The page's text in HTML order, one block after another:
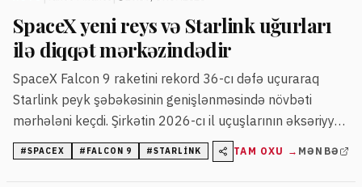
SpaceX yeni reys və Starlink uğurları
ilə diqqət mərkəzindədir
SpaceX Falcon 9 raketini rekord 36-cı dəfə uçuraraq
Starlink peyk şəbəkəsinin genişlənməsində növbəti
mərhələni keçdi. Şirkətin 2026-cı il uçuşlarının əksəriyyəti
Starlink peyklərinin yerləşdirilməsinə yönəlib.
#SPACEX # FALCON 9 #STARLINK TAM OXU → MƏNBƏ